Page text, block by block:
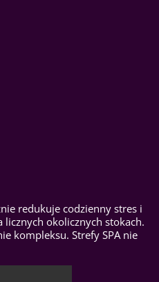
redukuje codzienny stres i
licznych okolicznych stokach.
kompleksu. Strefy SPA nie